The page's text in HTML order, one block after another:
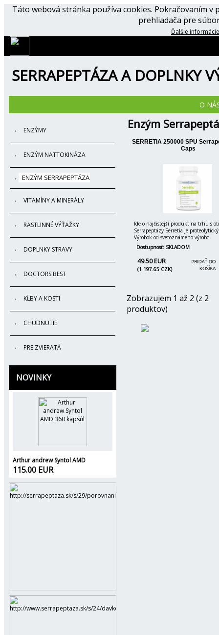
Táto webová stránka používa cookies. Pokračovaním
prehliadača pre
Ďalšie
SERRAPEPTÁZA A DOPLNKY
O
ENZÝMY
ENZÝM NATTOKINÁZA
ENZÝM SERRAPEPTÁZA
VITAMÍNY A MINERÁLY
RASTLINNÉ VÝŤAŽKY
DOPLNKY STRAVY
DOCTORS BEST
KĹBY A KOSTI
CHUDNUTIE
PRE ZVIERATÁ
NOVINKY
Arthur andrew Syntol AMD
115.00 EUR
Enzým
SERRETIA 250000 SPU
Caps
Ide o najčistejší produkt na trhu s
Serrapeptázy Serretia je
Výrobok od svetoznámeho výrobc
Dostupnosť: SKLADOM
49.50 EUR
(1 197.65 CZK)
Zobrazujem 1 až 2 (z 2
produktov)